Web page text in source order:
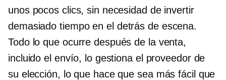
unos pocos clics, sin necesidad de invertir
demasiado tiempo en el detrás de escena.
Todo lo que ocurre después de la venta,
incluido el envío, lo gestiona el proveedor de
su elección, lo que hace que sea más fácil que